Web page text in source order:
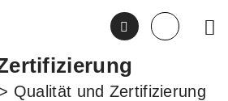
Qualität und Zertifizierung